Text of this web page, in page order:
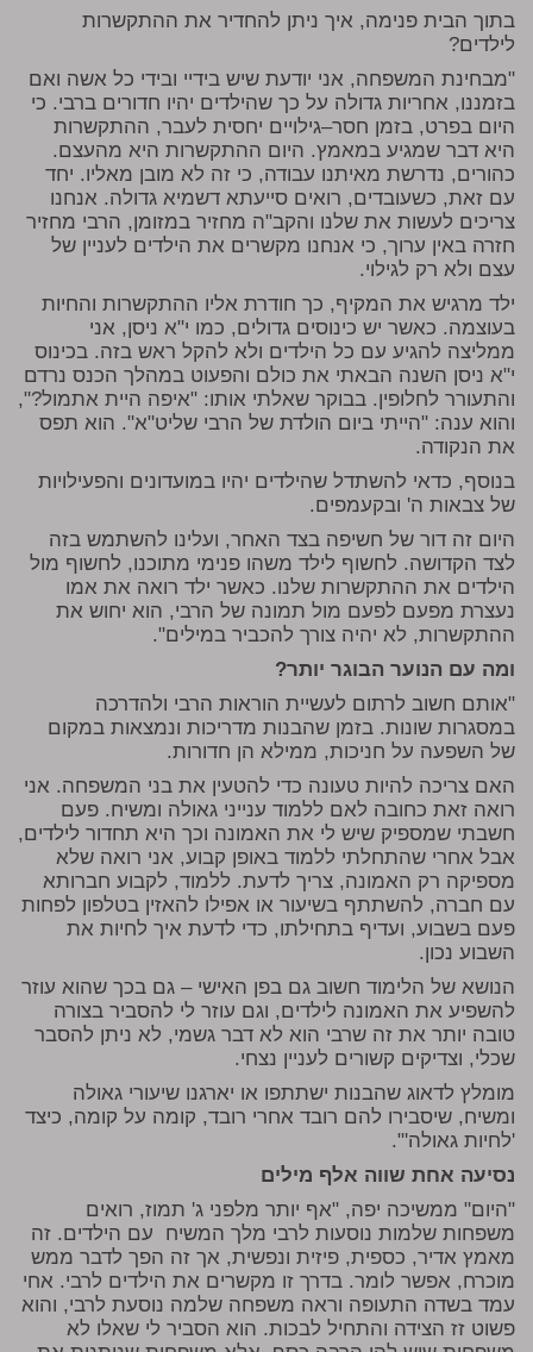
בתוך הבית פנימה, איך ניתן להחדיר את ההתקשרות
לילדים?
"מבחינת המשפחה, אני יודעת שיש בידיי ובידי כל אשה ואם
בזמננו, אחריות גדולה על כך שהילדים יהיו חדורים ברבי. כי
היום בפרט, בזמן חסר–גילויים יחסית לעבר, ההתקשרות
היא דבר שמגיע במאמץ. היום ההתקשרות היא מהעצם.
כהורים, נדרשת מאיתנו עבודה, כי זה לא מובן מאליו. יחד
עם זאת, כשעובדים, רואים סייעתא דשמיא גדולה. אנחנו
צריכים לעשות את שלנו והקב"ה מחזיר במזומן, הרבי מחזיר
חזרה באין ערוך, כי אנחנו מקשרים את הילדים לעניין של
עצם ולא רק לגילוי.
ילד מרגיש את המקיף, כך חודרת אליו ההתקשרות והחיות
בעוצמה. כאשר יש כינוסים גדולים, כמו י"א ניסן, אני
ממליצה להגיע עם כל הילדים ולא להקל ראש בזה. בכינוס
י"א ניסן השנה הבאתי את כולם והפעוט במהלך הכנס נרדם
והתעורר לחלופין. בבוקר שאלתי אותו: "איפה היית אתמול?",
והוא ענה: "הייתי ביום הולדת של הרבי שליט"א". הוא תפס
את הנקודה.
בנוסף, כדאי להשתדל שהילדים יהיו במועדונים והפעילויות
של צבאות ה' ובקעמפים.
היום זה דור של חשיפה בצד האחר, ועלינו להשתמש בזה
לצד הקדושה. לחשוף לילד משהו פנימי מתוכנו, לחשוף מול
הילדים את ההתקשרות שלנו. כאשר ילד רואה את אמו
נעצרת מפעם לפעם מול תמונה של הרבי, הוא יחוש את
ההתקשרות, לא יהיה צורך להכביר במילים".
ומה עם הנוער הבוגר יותר?
"אותם חשוב לרתום לעשיית הוראות הרבי ולהדרכה
במסגרות שונות. בזמן שהבנות מדריכות ונמצאות במקום
של השפעה על חניכות, ממילא הן חדורות.
האם צריכה להיות טעונה כדי להטעין את בני המשפחה. אני
רואה זאת כחובה לאם ללמוד ענייני גאולה ומשיח. פעם
חשבתי שמספיק שיש לי את האמונה וכך היא תחדור לילדים,
אבל אחרי שהתחלתי ללמוד באופן קבוע, אני רואה שלא
מספיקה רק האמונה, צריך לדעת. ללמוד, לקבוע חברותא
עם חברה, להשתתף בשיעור או אפילו להאזין בטלפון לפחות
פעם בשבוע, ועדיף בתחילתו, כדי לדעת איך לחיות את
השבוע נכון.
הנושא של הלימוד חשוב גם בפן האישי – גם בכך שהוא עוזר
להשפיע את האמונה לילדים, וגם עוזר לי להסביר בצורה
טובה יותר את זה שרבי הוא לא דבר גשמי, לא ניתן להסבר
שכלי, וצדיקים קשורים לעניין נצחי.
מומלץ לדאוג שהבנות ישתתפו או יארגנו שיעורי גאולה
ומשיח, שיסבירו להם רובד אחרי רובד, קומה על קומה, כיצד
'לחיות גאולה'".
נסיעה אחת שווה אלף מילים
"היום" ממשיכה יפה, "אף יותר מלפני ג' תמוז, רואים
משפחות שלמות נוסעות לרבי מלך המשיח עם הילדים. זה
מאמץ אדיר, כספית, פיזית ונפשית, אך זה הפך לדבר ממש
מוכרח, אפשר לומר. בדרך זו מקשרים את הילדים לרבי. אחי
עמד בשדה התעופה וראה משפחה שלמה נוסעת לרבי, והוא
פשוט זז הצידה והתחיל לבכות. הוא הסביר לי שאלו לא